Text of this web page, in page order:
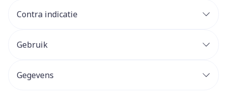
Contra indicatie
Gebruik
Gegevens